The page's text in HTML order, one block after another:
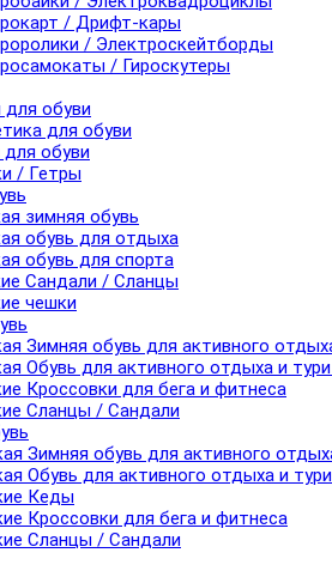
/ Дрифт-кары
/ Электроскейтборды
/ Гироскутеры
обуви
для обуви
обуви
/ Гетры
зимняя обувь
обувь для отдыха
обувь для спорта
Сандали / Сланцы
чешки
Зимняя обувь для активного
Обувь для активного отдыха и
Кроссовки для бега и фитнеса
Сланцы / Сандали
Зимняя обувь для активного
Обувь для активного отдыха и
Кеды
Кроссовки для бега и фитнеса
Сланцы / Сандали